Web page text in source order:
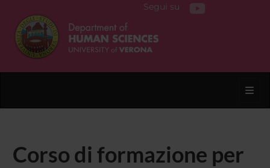
Segui su
Corso di formazione per